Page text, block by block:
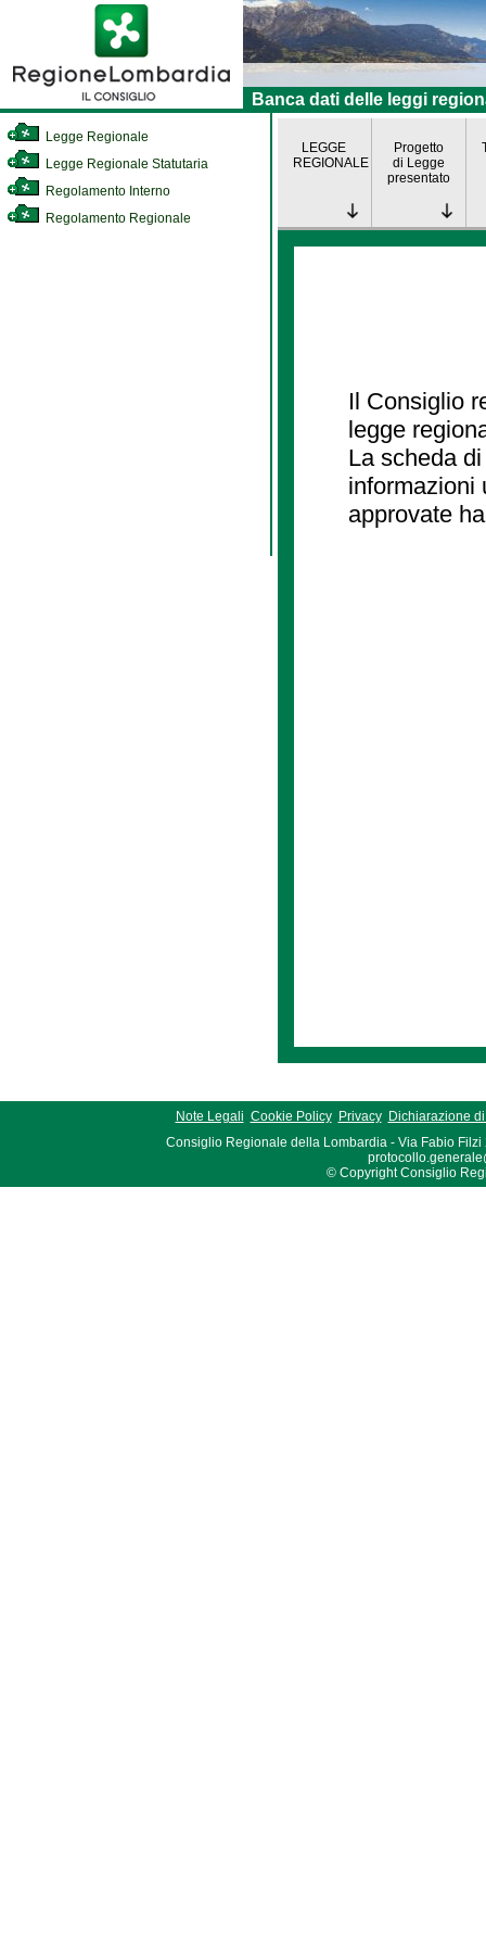
Banca dati delle leggi
Legge Regionale
Legge Regionale Statutaria
Regolamento Interno
Regolamento Regionale
LEGGE
REGIONALE
Progetto
di Legge
presentato
Il Consiglio
legge
La scheda
informazioni
approvate
Note Legali Cookie Policy Privacy
Dichiarazione
Consiglio Regionale della Lombardia - Via Fabio Filzi
© Copyright Consiglio